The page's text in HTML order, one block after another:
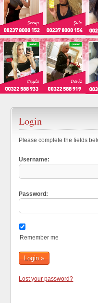
Login
Please complete the fields
Username:
Password:
Remember me
Lost your password?